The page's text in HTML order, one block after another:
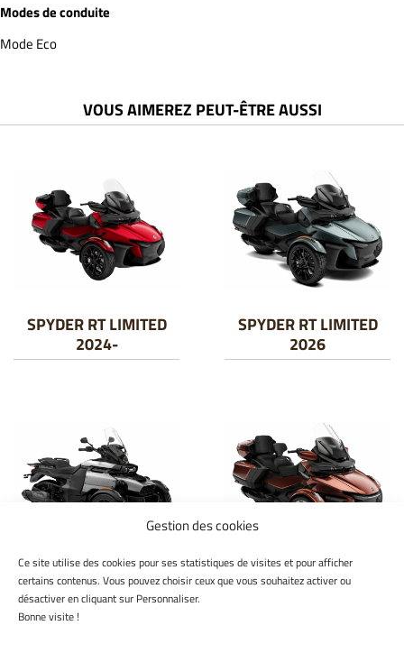
Gestion des cookies
Ce site utilise des cookies pour ses statistiques de visites et pour afficher
certains contenus. Vous pouvez choisir ceux que vous souhaitez activer ou
désactiver en cliquant sur Personnaliser.
Bonne visite !
Modes de conduite
Mode Eco
VOUS AIMEREZ PEUT-ÊTRE AUSSI
SPYDER RT LIMITED
2024-
SPYDER RT LIMITED
2026
CANYON STANDARD
2026
SPYDER RT SEA-TO-